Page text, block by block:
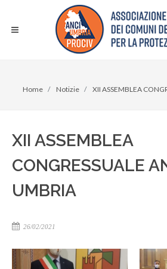
Home Notizie XII ASSEMBLEA
XII ASSEMBLEA
CONGRESSUALE
UMBRIA
26/02/2021